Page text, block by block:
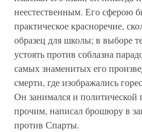
неестественным. Его сферою
практическое красноречие,
образец для школы; в выборе
устоять против соблазна
самых знаменитых его
смерти, где изображались
Он занимался и
прочим, написал брошюру в
против Спарты.